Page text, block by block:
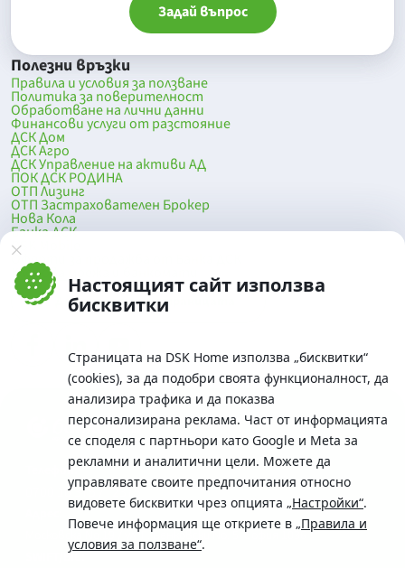
Настоящият сайт използва
бисквитки
Страницата на DSK Home използва „бисквитки“
(cookies), за да подобри своята функционалност, да
анализира трафика и да показва
персонализирана реклама. Част от информацията
се споделя с партньори като Google и Meta за
рекламни и аналитични цели. Можете да
управлявате своите предпочитания относно
видовете бисквитки чрез опцията „Настройки“.
Повече информация ще откриете в „Правила и
условия за ползване“.
Задай въпрос
Полезни връзки
Правила и условия за ползване
Политика за поверителност
Обработване на лични данни
Финансови услуги от разстояние
ДСК Дом
ДСК Агро
ДСК Управление на активи АД
ПОК ДСК РОДИНА
ОТП Лизинг
ОТП Застрахователен Брокер
Нова Кола
Банка ДСК
DSK Mobile
Оферти за продажба от Банка ДСК
Клонова мрежа и банкомати
До началото на страницата
Телефон:
0700 10 375 / *2375
Московска No.19 / ул. Г. Бенковски No. 5, София 1036
SWIFT/BIC: